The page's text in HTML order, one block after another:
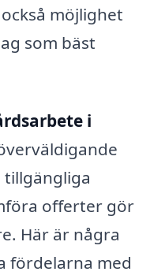
möjlighet
som bäst
i
tillgängliga
offerter gör
Här är några
fördelarna med